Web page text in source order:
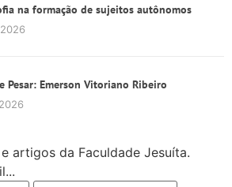
na formação de sujeitos autônomos
Pesar: Emerson Vitoriano Ribeiro
artigos da Faculdade Jesuíta.